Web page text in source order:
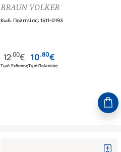
BRAUN VOLKER
Κωδ. Πολιτείας:1511-0193
12.00€
Τιμή Έκδοσης
10.80€
Τιμή Πολιτείας